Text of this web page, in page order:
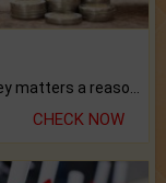
CHECK NOW